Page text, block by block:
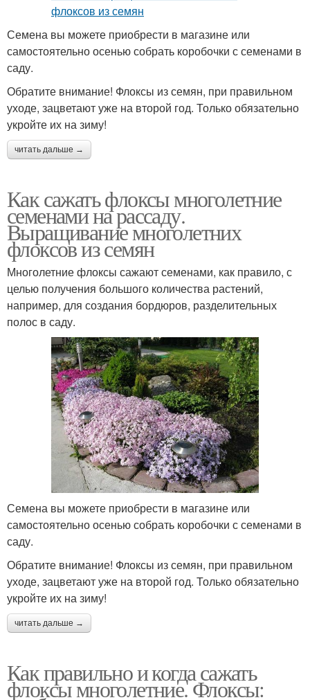
Семена вы можете приобрести в магазине или
самостоятельно осенью собрать коробочки с семенами в
саду.
Обратите внимание! Флоксы из семян, при правильном
уходе, зацветают уже на второй год. Только обязательно
укройте их на зиму!
читать дальше →
Как сажать флоксы многолетние
семенами на рассаду.
Выращивание многолетних
флоксов из семян
Многолетние флоксы сажают семенами, как правило, с
целью получения большого количества растений,
например, для создания бордюров, разделительных
полос в саду.
Семена вы можете приобрести в магазине или
самостоятельно осенью собрать коробочки с семенами в
саду.
Обратите внимание! Флоксы из семян, при правильном
уходе, зацветают уже на второй год. Только обязательно
укройте их на зиму!
читать дальше →
Как правильно и когда сажать
флоксы многолетние. Флоксы: